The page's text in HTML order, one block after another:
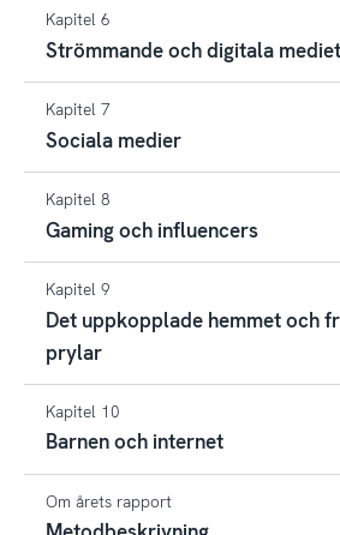
Kapitel 6
Strömmande och digitala
Kapitel 7
Sociala medier
Kapitel 8
Gaming och influencers
Kapitel 9
Det uppkopplade hemmet och
prylar
Kapitel 10
Barnen och internet
Om årets rapport